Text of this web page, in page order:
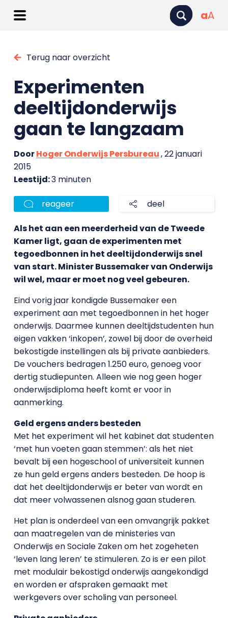
aA
Terug naar overzicht
Experimenten
deeltijdonderwijs
gaan te langzaam
DoorHoger Onderwijs Persbureau, 22 januari
2015
Leestijd:3 minuten
reageer deel
Als het aan een meerderheid van de Tweede
Kamer ligt, gaan de experimenten met
tegoedbonnen in het deeltijdonderwijs snel
van start. Minister Bussemaker van Onderwijs
wil wel, maar er moet nog veel gebeuren.
Eind vorig jaar kondigde Bussemaker een
experiment aan met tegoedbonnen in het hoger
onderwijs. Daarmee kunnen deeltijdstudenten hun
eigen vakken ‘inkopen’, zowel bij door de overheid
bekostigde instellingen als bij private aanbieders.
De vouchers bedragen 1.250 euro, genoeg voor
dertig studiepunten. Alleen wie nog geen hoger
onderwijsdiploma heeft komt er voor in
aanmerking.
Geld ergens anders besteden
Met het experiment wil het kabinet dat studenten
‘met hun voeten gaan stemmen’: als het niet
bevalt bij een hogeschool of universiteit kunnen
ze hun geld ergens anders besteden. De hoop is
dat het deeltijdonderwijs er beter van wordt en
dat meer volwassenen alsnog gaan studeren.
Het plan is onderdeel van een omvangrijk pakket
aan maatregelen van de ministeries van
Onderwijs en Sociale Zaken om het zogeheten
‘leven lang leren’ te stimuleren. Zo is er een pilot
met modulair bekostigd onderwijs aangekondigd
en worden er afspraken gemaakt met
werkgevers over scholing van personeel.